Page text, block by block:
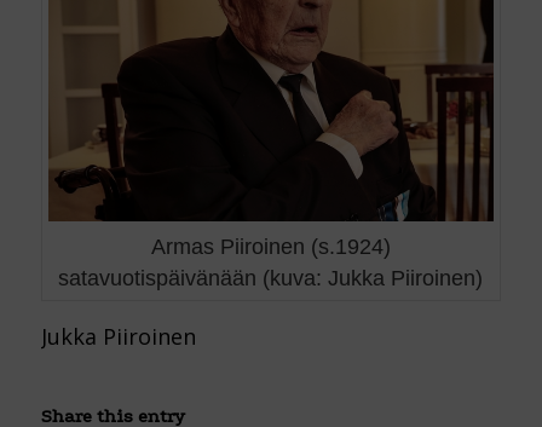
Armas Piiroinen (s.1924)
satavuotispäivänään (kuva: Jukka Piiroinen)
Jukka Piiroinen
Share this entry